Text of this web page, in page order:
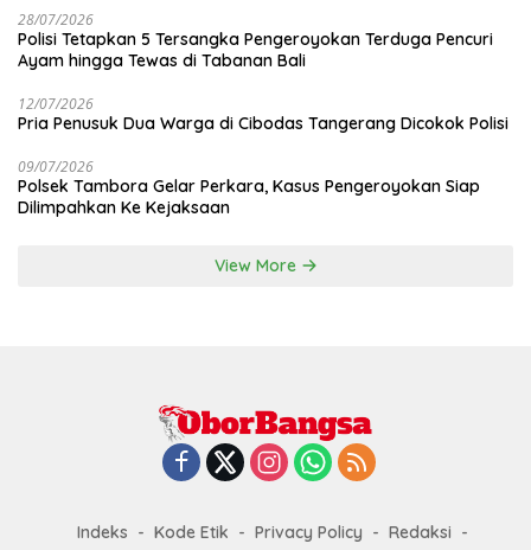
28/07/2026
Polisi Tetapkan 5 Tersangka Pengeroyokan Terduga Pencuri
Ayam hingga Tewas di Tabanan Bali
12/07/2026
Pria Penusuk Dua Warga di Cibodas Tangerang Dicokok Polisi
09/07/2026
Polsek Tambora Gelar Perkara, Kasus Pengeroyokan Siap
Dilimpahkan Ke Kejaksaan
View More
Indeks Kode Etik Privacy Policy
Redaksi